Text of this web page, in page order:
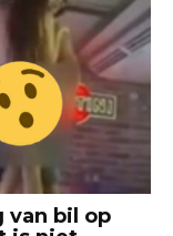
van bil op